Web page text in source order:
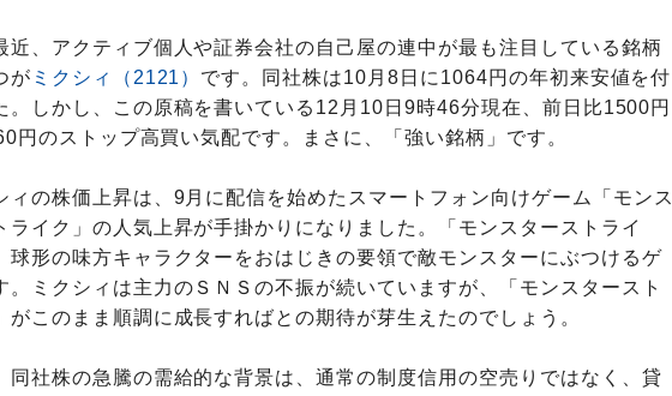
、アクティブ個人や証券会社の自己屋の連中が最も注目している銘柄
が ミクシィ（2121） です。同社株は10月8日に1064円の年初来安値を付
。しかし、この原稿を書いている12月10日9時46分現在、前日比1500円
円のストップ高買い気配です。まさに、「強い銘柄」です。
の株価上昇は、9月に配信を始めたスマートフォン向けゲーム「モンス
ライク」の人気上昇が手掛かりになりました。「モンスターストライ
球形の味方キャラクターをおはじきの要領で敵モンスターにぶつけるゲ
。ミクシィは主力のＳＮＳの不振が続いていますが、「モンスタースト
がこのまま順調に成長すればとの期待が芽生えたのでしょう。
社株の急騰の需給的な背景は、通常の制度信用の空売りではなく、貸